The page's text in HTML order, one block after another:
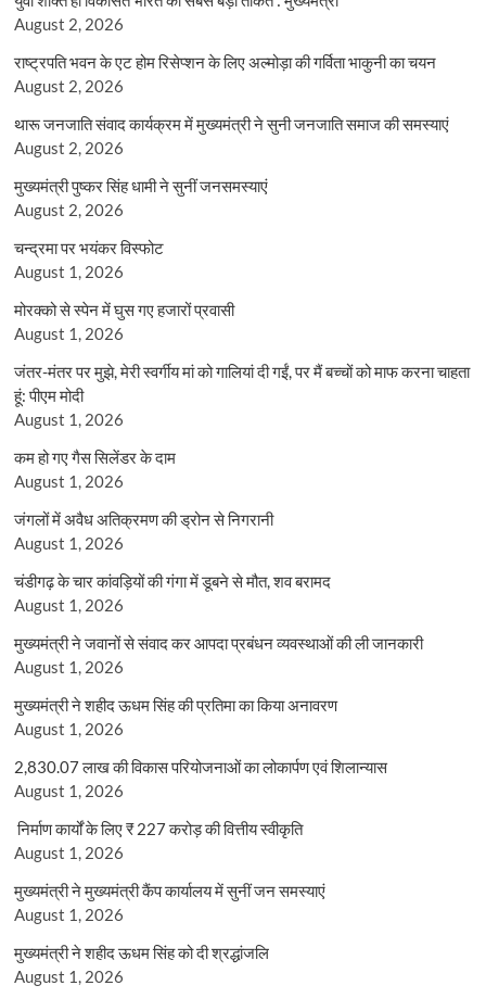
August 2, 2026
राष्ट्रपति भवन के एट होम रिसेप्शन के लिए अल्मोड़ा की गर्विता भाकुनी का चयन
August 2, 2026
थारू जनजाति संवाद कार्यक्रम में मुख्यमंत्री ने सुनी जनजाति समाज की समस्याएं
August 2, 2026
मुख्यमंत्री पुष्कर सिंह धामी ने सुनीं जनसमस्याएं
August 2, 2026
चन्द्रमा पर भयंकर विस्फोट
August 1, 2026
मोरक्को से स्पेन में घुस गए हजारों प्रवासी
August 1, 2026
जंतर-मंतर पर मुझे, मेरी स्वर्गीय मां को गालियां दी गईं, पर मैं बच्चों को माफ करना चाहता
हूं: पीएम मोदी
August 1, 2026
कम हो गए गैस सिलेंडर के दाम
August 1, 2026
जंगलों में अवैध अतिक्रमण की ड्रोन से निगरानी
August 1, 2026
चंडीगढ़ के चार कांवड़ियों की गंगा में डूबने से मौत, शव बरामद
August 1, 2026
मुख्यमंत्री ने जवानों से संवाद कर आपदा प्रबंधन व्यवस्थाओं की ली जानकारी
August 1, 2026
मुख्यमंत्री ने शहीद ऊधम सिंह की प्रतिमा का किया अनावरण
August 1, 2026
2,830.07 लाख की विकास परियोजनाओं का लोकार्पण एवं शिलान्यास
August 1, 2026
निर्माण कार्यों के लिए ₹ 227 करोड़ की वित्तीय स्वीकृति
August 1, 2026
मुख्यमंत्री ने मुख्यमंत्री कैंप कार्यालय में सुनीं जन समस्याएं
August 1, 2026
मुख्यमंत्री ने शहीद ऊधम सिंह को दी श्रद्धांजलि
August 1, 2026